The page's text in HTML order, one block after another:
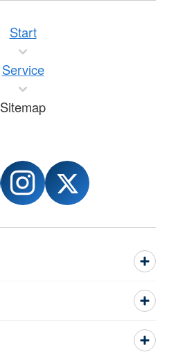
Start
Service
Sitemap